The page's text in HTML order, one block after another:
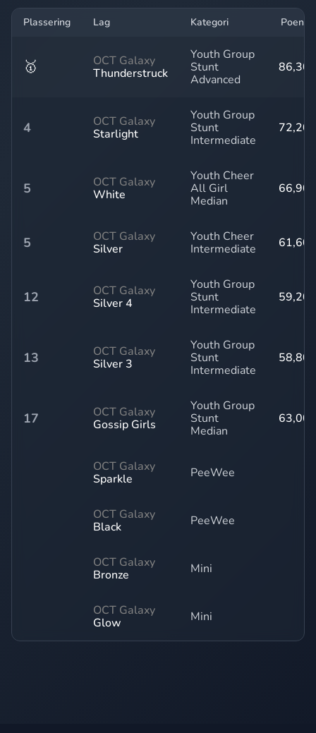
Plassering Lag Kategori Poeng
🥇
OCT Galaxy
Thunderstruck
Youth Group
Stunt
Advanced
86,30
4
OCT Galaxy
Starlight
Youth Group
Stunt
Intermediate
72,20
5
OCT Galaxy
White
Youth Cheer
All Girl
Median
66,90
5
OCT Galaxy
Silver
Youth Cheer
Intermediate
61,60
12
OCT Galaxy
Silver 4
Youth Group
Stunt
Intermediate
59,20
13
OCT Galaxy
Silver 3
Youth Group
Stunt
Intermediate
58,80
17
OCT Galaxy
Gossip Girls
Youth Group
Stunt
Median
63,00
OCT Galaxy
Sparkle
PeeWee
OCT Galaxy
Black
PeeWee
OCT Galaxy
Bronze
Mini
OCT Galaxy
Glow
Mini